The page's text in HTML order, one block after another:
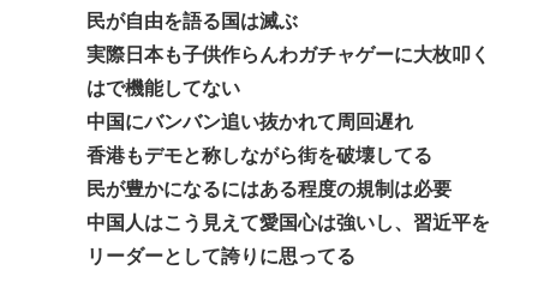
民が自由を語る国は滅ぶ
実際日本も子供作らんわガチャゲーに大枚叩く
はで機能してない
中国にバンバン追い抜かれて周回遅れ
香港もデモと称しながら街を破壊してる
民が豊かになるにはある程度の規制は必要
中国人はこう見えて愛国心は強いし、習近平を
リーダーとして誇りに思ってる